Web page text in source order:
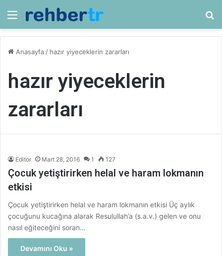
Menü
Anasayfa / hazır yiyeceklerin zararları
hazır yiyeceklerin
zararları
Editor Mart 28, 2016 1 127
Çocuk yetiştirirken helal ve haram lokmanın
etkisi
Çocuk yetiştirirken helal ve haram lokmanın etkisi Üç aylık
çocuğunu kucağına alarak Resulullah’a (s.a.v.) gelen ve onu
nasıl eğiteceğini soran…
Devamını Oku »